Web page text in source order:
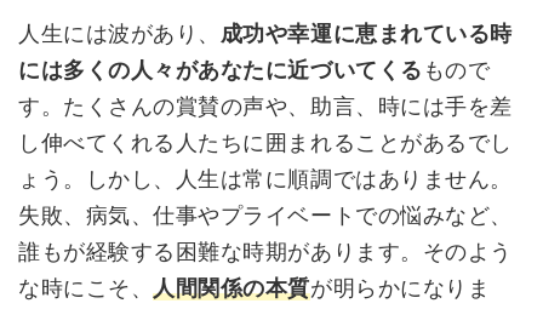
人生には波があり、 成功や幸運に恵まれている時
には多くの人々があなたに近づいてくる もので
す。たくさんの賞賛の声や、助言、時には手を差
し伸べてくれる人たちに囲まれることがあるでし
ょう。しかし、人生は常に順調ではありません。
失敗、病気、仕事やプライベートでの悩みなど、
誰もが経験する困難な時期があります。そのよう
な時にこそ、人間関係の本質が明らかになりま